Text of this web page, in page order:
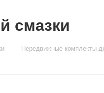
смазки
— Передвижные комплекты